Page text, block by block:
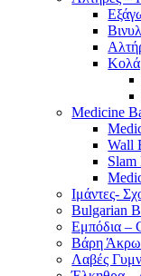
Medicine
Wall
Slam
Ιμάντες-
Bulgarian
Εμπόδια –
Βάρη
Λαβές